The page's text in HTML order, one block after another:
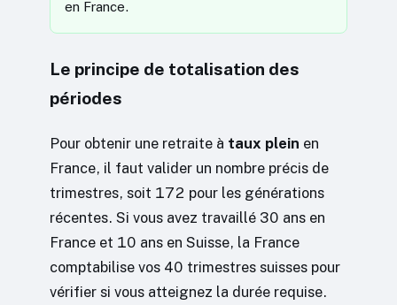
en France.
Le principe de totalisation des
périodes
Pour obtenir une retraite à taux plein en
France, il faut valider un nombre précis de
trimestres, soit 172 pour les générations
récentes. Si vous avez travaillé 30 ans en
France et 10 ans en Suisse, la France
comptabilise vos 40 trimestres suisses pour
vérifier si vous atteignez la durée requise.